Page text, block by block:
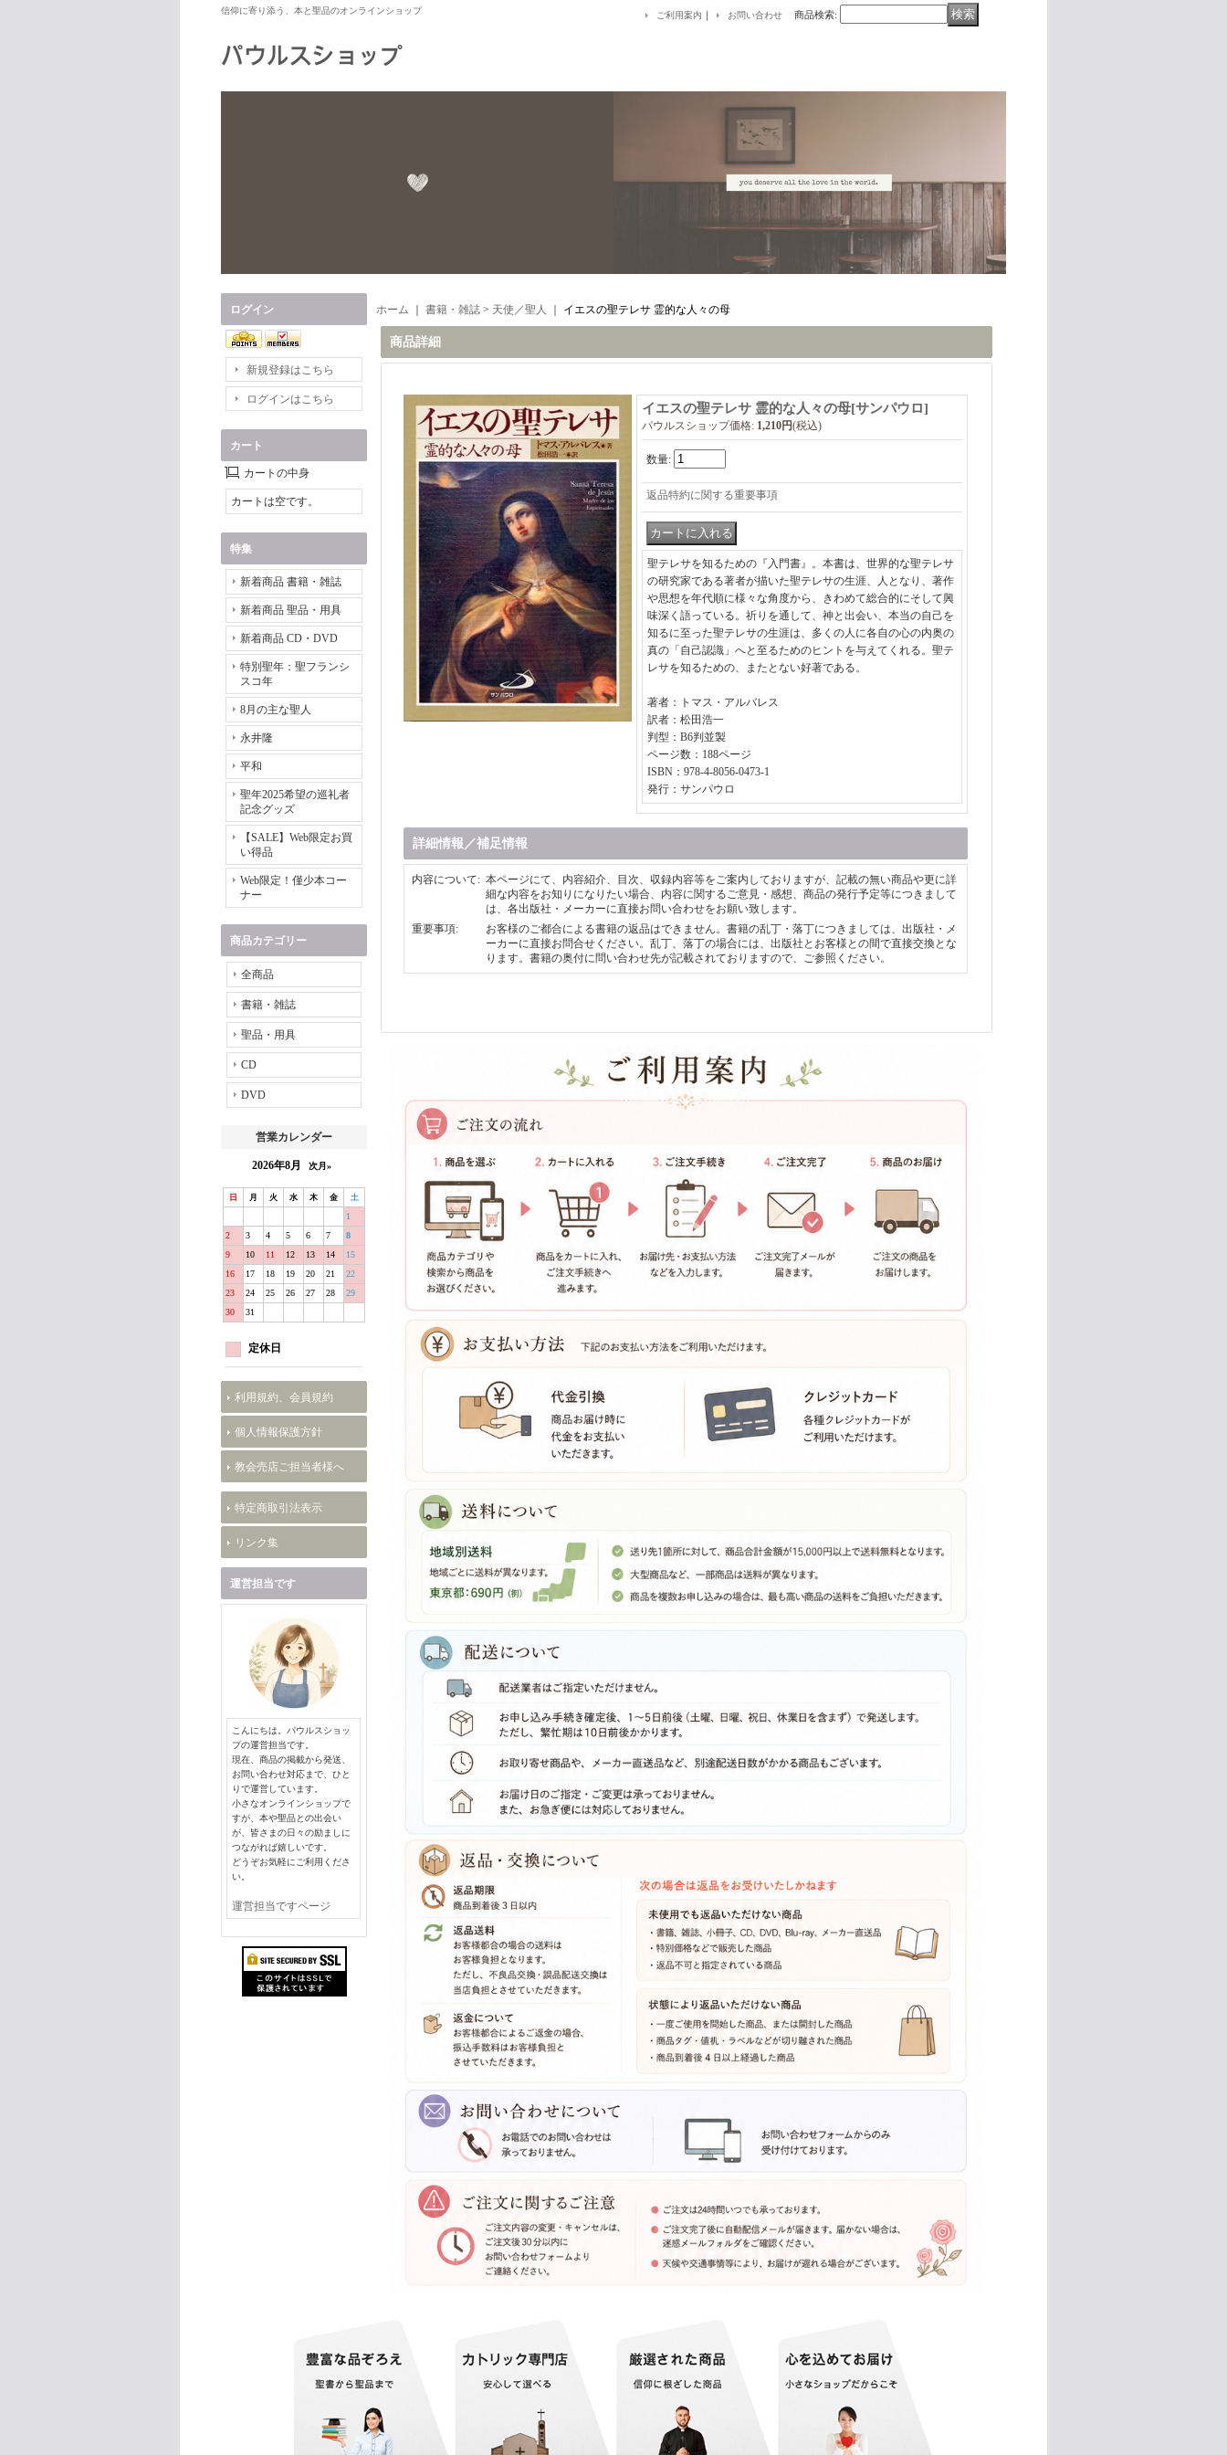
信仰に寄り添う、本と聖品のオンラインショップ ご利用案内 ｜ お問い合わせ 商品検索:
ログイン
新規登録はこちら
ログインはこちら
カート
カートの中身
カートは空です。
特集
新着商品 書籍・雑誌
新着商品 聖品・用具
新着商品 CD・DVD
特別聖年：聖フランシ
スコ年
8月の主な聖人
永井隆
平和
聖年2025希望の巡礼者
記念グッズ
【SALE】Web限定お買
い得品
Web限定！僅少本コー
ナー
商品カテゴリー
全商品
書籍・雑誌
聖品・用具
CD
DVD
営業カレンダー
2026年8月 次月»
日 月 火 水 木 金 土
1
2
3 4 5 6 7
8
9
10 11 12 13 14
15
16
17 18 19 20 21
22
23
24 25 26 27 28
29
30
31
定休日
利用規約、会員規約
個人情報保護方針
教会売店ご担当者様へ
特定商取引法表示
リンク集
運営担当です
こんにちは。パウルスショッ
プの運営担当です。
現在、商品の掲載から発送、
お問い合わせ対応まで、ひと
りで運営しています。
小さなオンラインショップで
すが、本や聖品との出会い
が、皆さまの日々の励ましに
つながれば嬉しいです。
どうぞお気軽にご利用くださ
い。
運営担当ですページ
ホーム 書籍・雑誌 > 天使／聖人 イエスの聖テレサ 霊的な人々の母
商品詳細
イエスの聖テレサ 霊的な人々の母[サンパウロ]
パウルスショップ価格: 1,210円(税込)
数量:
返品特約に関する重要事項
聖テレサを知るための『入門書』。本書は、世界的な聖テレサ
の研究家である著者が描いた聖テレサの生涯、人となり、著作
や思想を年代順に様々な角度から、きわめて総合的にそして興
味深く語っている。祈りを通して、神と出会い、本当の自己を
知るに至った聖テレサの生涯は、多くの人に各自の心の内奥の
真の「自己認識」へと至るためのヒントを与えてくれる。聖テ
レサを知るための、またとない好著である。
著者：トマス・アルバレス
訳者：松田浩一
判型：B6判並製
ページ数：188ページ
ISBN：978-4-8056-0473-1
発行：サンパウロ
詳細情報／補足情報
内容について: 本ページにて、内容紹介、目次、収録内容等をご案内しておりますが、記載の無い商品や更に詳
細な内容をお知りになりたい場合、内容に関するご意見・感想、商品の発行予定等につきまして
は、各出版社・メーカーに直接お問い合わせをお願い致します。
重要事項:
お客様のご都合による書籍の返品はできません。書籍の乱丁・落丁につきましては、出版社・メ
ーカーに直接お問合せください。乱丁、落丁の場合には、出版社とお客様との間で直接交換とな
ります。書籍の奥付に問い合わせ先が記載されておりますので、ご参照ください。